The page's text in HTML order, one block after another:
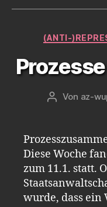
(ANTI-
Von az-
Diese Woche
zum 11.1. statt.
wurde, dass ein